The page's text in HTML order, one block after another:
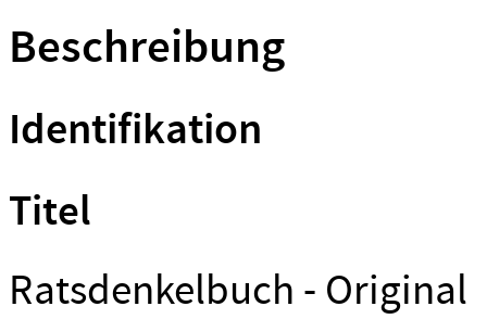
Beschreibung
Identifikation
Titel
Ratsdenkelbuch - Original